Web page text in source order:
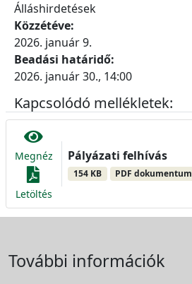
Álláshirdetések
Közzétéve:
2026. január 9.
Beadási határidő:
2026. január 30., 14:00
Kapcsolódó mellékletek:
Megnéz
Letöltés
Pályázati felhívás
154 KB PDF dokumentum
További információk